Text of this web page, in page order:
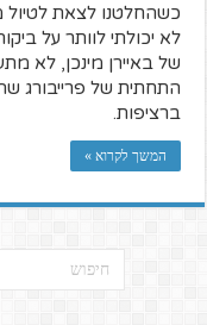
כשהחלטנו לצאת לטיול
לא יכולתי לוותר על
של באיירן מינכן, לא
התחתית של פרייבורג
ברציפות.
המשך לקרוא »